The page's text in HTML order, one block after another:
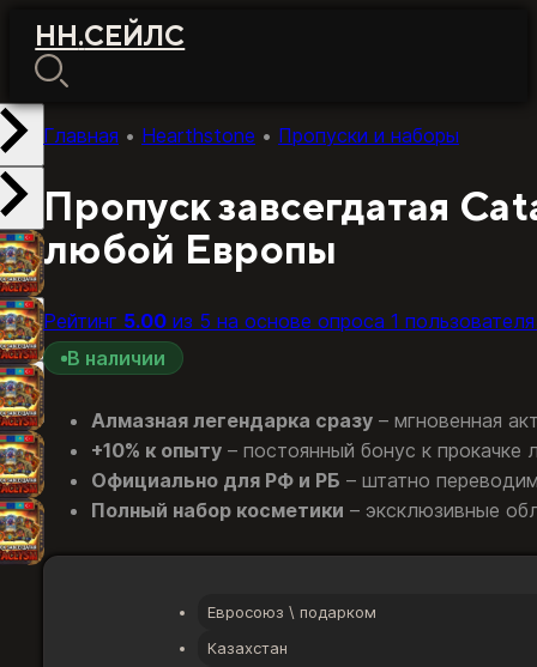
НН.СЕЙЛС
Главная • Hearthstone • Пропуски и наборы
Пропуск завсегдатая
любой Европы
Рейтинг 5.00 из 5 на основе опроса 1 пользователя
В наличии
Алмазная легендарка сразу – мгновенная
+10% к опыту – постоянный бонус к
Официально для РФ и РБ – штатно
Полный набор косметики – эксклюзивные
Евросоюз \ подарком
Казахстан